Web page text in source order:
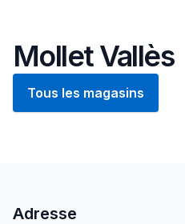
Mollet Vallès
Tous les magasins
Adresse